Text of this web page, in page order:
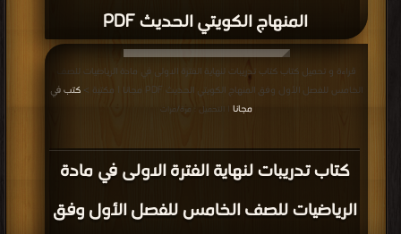
المنهاج الكويتي الحديث PDF
كتاب تدريبات لنهاية الفترة الاولى في مادة
الرياضيات للصف الخامس للفصل الأول وفق
قراءة و تحميل كتاب كتاب تدريبات لنهاية الفترة الاولى في مادة الرياضيات للصف
الخامس للفصل الأول وفق المنهاج الكويتي الحديث PDF مجانا | مكتبة >
كتب في
مجانا | التحميل : مرة/مرات